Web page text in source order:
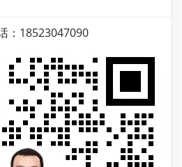
：18523047090